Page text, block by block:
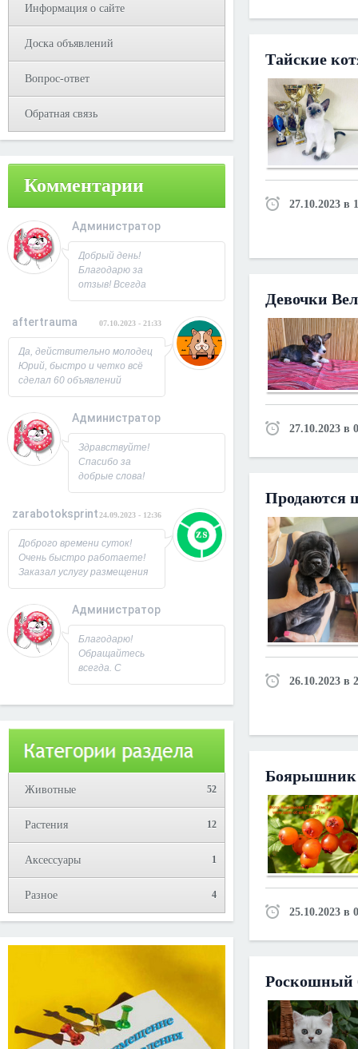
Информация о сайте
Доска объявлений
Вопрос-ответ
Обратная связь
Комментарии
Администратор
08.10.2023 - 09:31
Добрый день!
Благодарю за
отзыв! Всегда
рад
С Уважением,
aftertrauma 07.10.2023 - 21:33
Да, действительно молодец
Юрий, быстро и четко всё
сделал 60 объявлений
разместил, всё работает,
страницы выросла в 2 раза
спасибо! Буду ещё
заказывать, советую!
Администратор
26.09.2023 - 07:33
Здравствуйте!
Спасибо за
добрые слова!
Всегда рад
пользователям.
просим!
Заходите ещё. С
Уважением,
Юрий!
zarabotoksprint 24.09.2023 - 12:36
Доброго времени суток!
Очень быстро работаете!
Заказал услугу размещения
объявления на 60 досок, за
исполнили! Большое
спасибо!
Администратор
22.09.2023 - 09:19
Благодарю!
Обращайтесь
всегда. С
Уважением,
Животные 52
Растения 12
Аксессуары 1
Разное 4
Тайские
27.10.2023 в
Девочки
27.10.2023 в
Продаются
26.10.2023 в
Боярышник
25.10.2023 в
Роскошный